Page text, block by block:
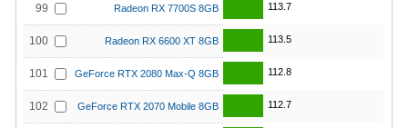
99 Radeon RX 7700S 8GB 113.7
100 Radeon RX 6600 XT 8GB 113.5
101 GeForce RTX 2080 Max-Q 8GB 112.8
102 GeForce RTX 2070 Mobile 8GB 112.7